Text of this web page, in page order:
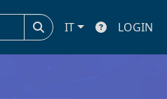
IT LOGIN